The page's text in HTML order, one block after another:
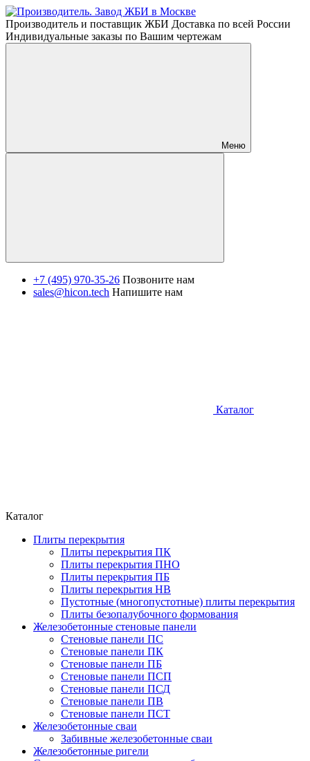
Производитель и поставщик ЖБИ Доставка по всей России
Индивидуальные заказы по Вашим чертежам
Меню
+7 (495) 970-35-26 Позвоните нам
sales@hicon.tech Напишите нам
Каталог
Каталог
Плиты перекрытия
Плиты перекрытия ПК
Плиты перекрытия ПНО
Плиты перекрытия ПБ
Плиты перекрытия НВ
Пустотные (многопустотные) плиты перекрытия
Плиты безопалубочного формования
Железобетонные стеновые панели
Стеновые панели ПС
Стеновые панели ПК
Стеновые панели ПБ
Стеновые панели ПСП
Стеновые панели ПСД
Стеновые панели ПВ
Стеновые панели ПСТ
Железобетонные сваи
Забивные железобетонные сваи
Железобетонные ригели